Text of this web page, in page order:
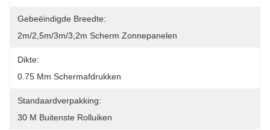
Gebeëindigde Breedte:
2m/2,5m/3m/3,2m Scherm Zonnepanelen
Dikte:
0.75 Mm Schermafdrukken
Standaardverpakking:
30 M Buitenste Rolluiken